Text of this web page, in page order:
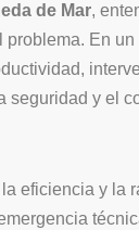
de Mar,
En
seguridad y el
eficiencia y la